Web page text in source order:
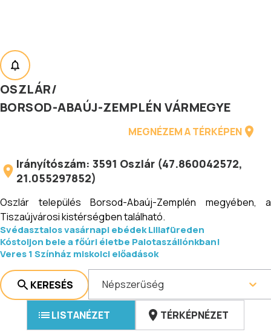
OSZLÁR/
BORSOD-ABAÚJ-ZEMPLÉN VÁRMEGYE
MEGNÉZEM A TÉRKÉPEN
Irányítószám:3591 Oszlár (47.860042572,
21.055297852)
Oszlár település Borsod-Abaúj-Zemplén megyében, a
Tiszaújvárosi kistérségben található.
Svédasztalos vasárnapi ebédek Lillafüreden
Kóstoljon bele a főúri életbe Palotaszállónkban!
Veres 1 Színház miskolci előadások
KERESÉS Népszerűség
LISTANÉZET TÉRKÉPNÉZET